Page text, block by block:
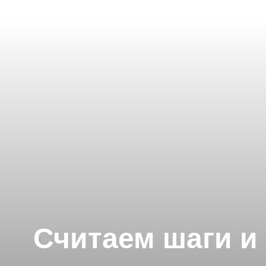
Считаем шаги